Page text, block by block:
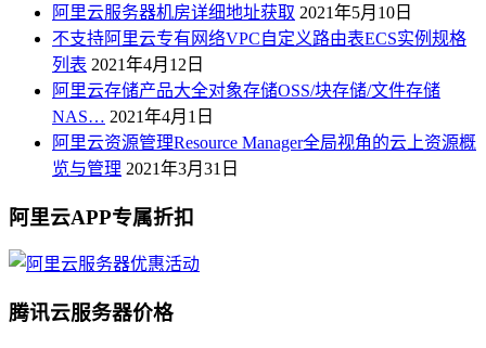
阿里云服务器机房详细地址获取 2021年5月10日
不支持阿里云专有网络VPC自定义路由表ECS实例规格
列表 2021年4月12日
阿里云存储产品大全对象存储OSS/块存储/文件存储
NAS… 2021年4月1日
阿里云资源管理Resource Manager全局视角的云上资源概
览与管理 2021年3月31日
阿里云APP专属折扣
腾讯云服务器价格